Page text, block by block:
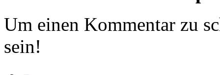
Um einen Kommentar zu
sein!